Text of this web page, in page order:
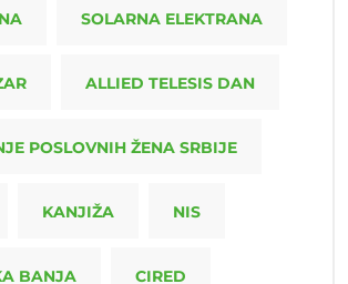
SOLARNA ELEKTRANA
ALLIED TELESIS DAN
POSLOVNIH ŽENA SRBIJE
KANJIŽA NIS
BANJA CIRED